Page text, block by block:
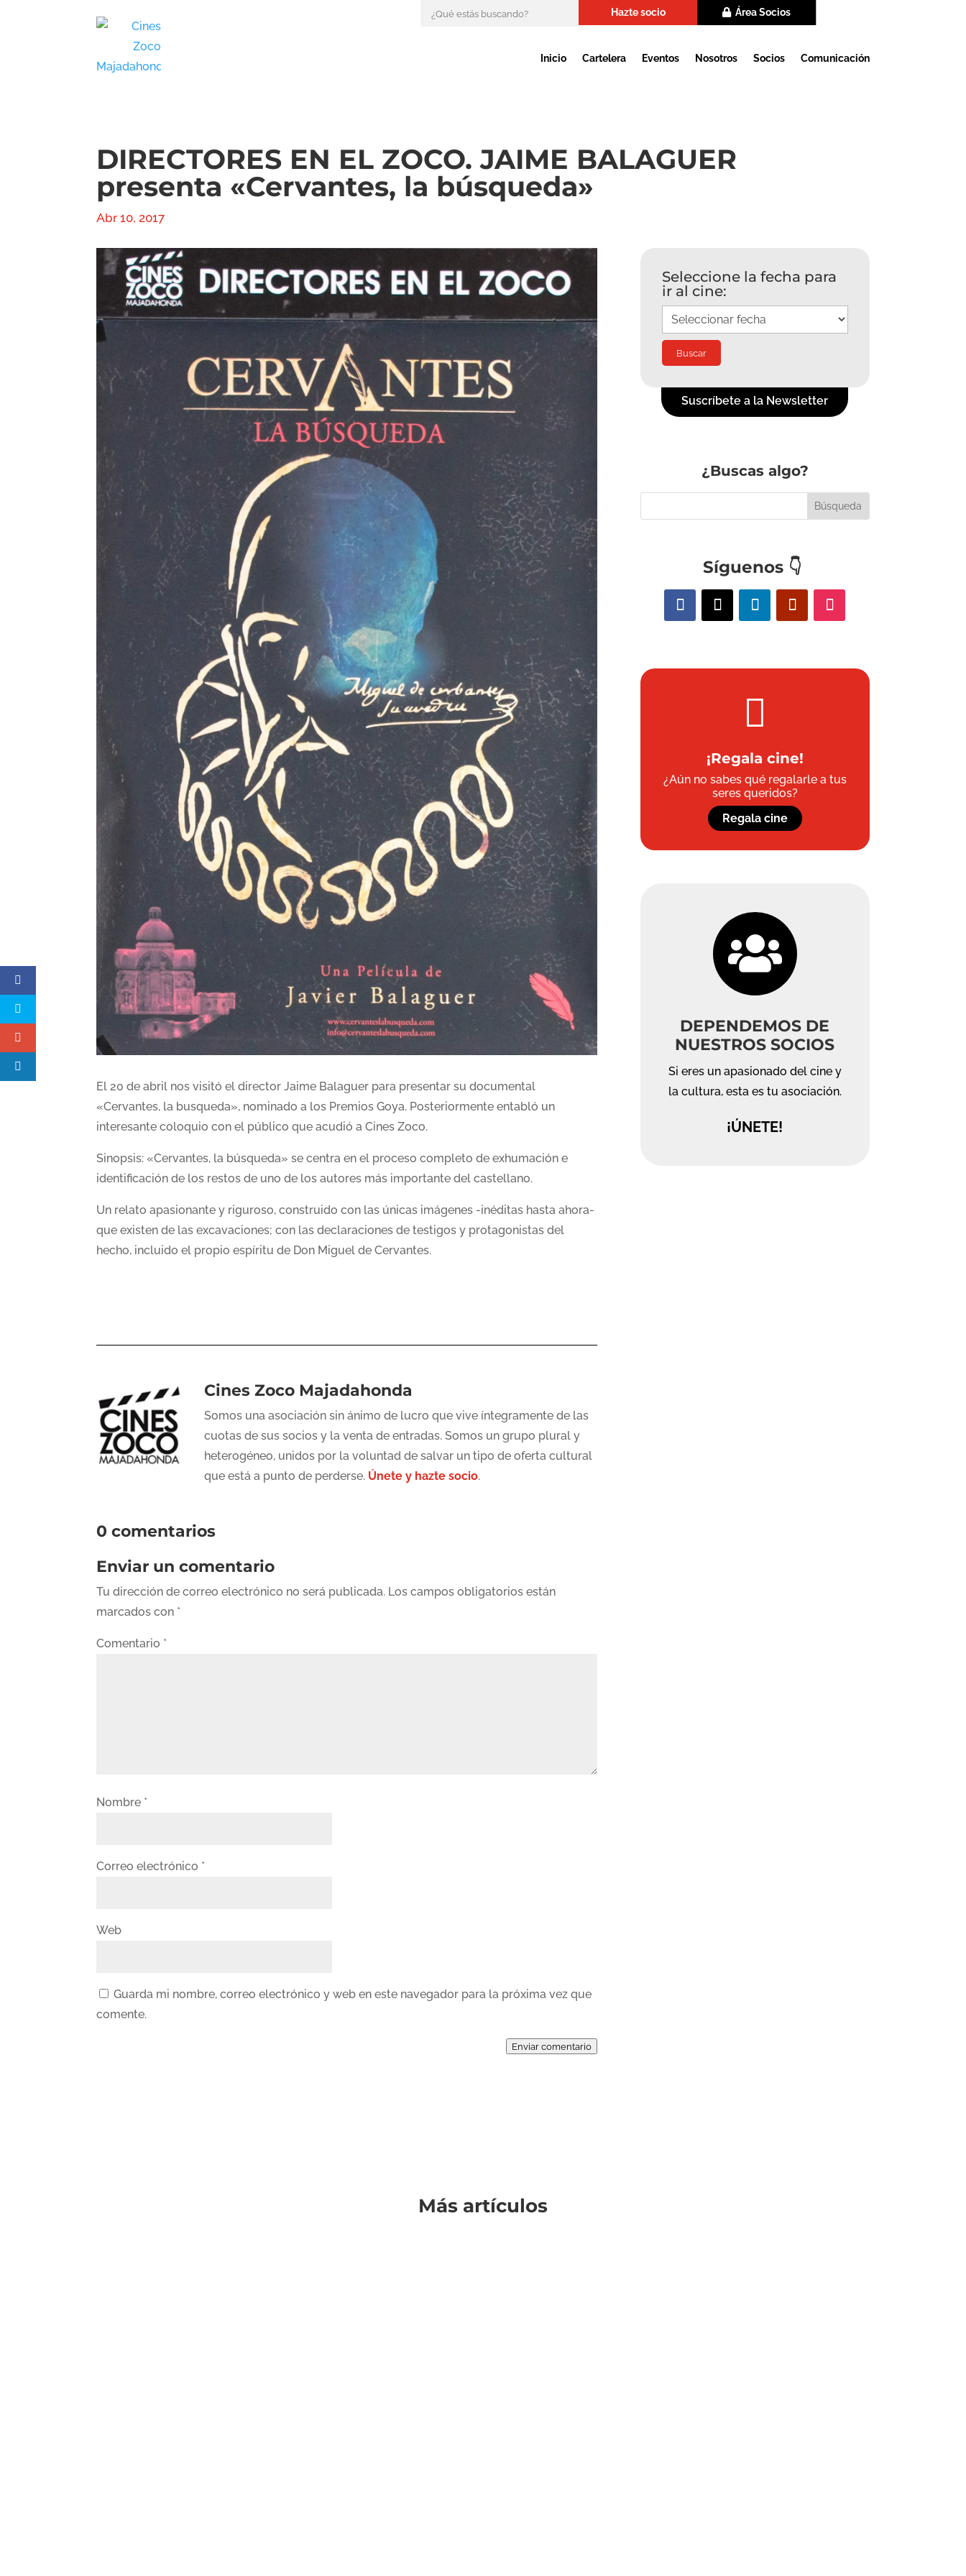
Hazte socio Área Socios
Inicio Cartelera Eventos Nosotros Socios Comunicación
DIRECTORES EN EL ZOCO. JAIME BALAGUER
presenta «Cervantes, la búsqueda»
Abr 10, 2017
El 20 de abril nos visitó el director Jaime Balaguer para presentar su documental
«Cervantes, la busqueda», nominado a los Premios Goya. Posteriormente entabló un
interesante coloquio con el público que acudió a Cines Zoco.
Sinopsis: «Cervantes, la búsqueda» se centra en el proceso completo de exhumación e
identificación de los restos de uno de los autores más importante del castellano.
Un relato apasionante y riguroso, construido con las únicas imágenes -inéditas hasta ahora-
que existen de las excavaciones; con las declaraciones de testigos y protagonistas del
hecho, incluido el propio espíritu de Don Miguel de Cervantes.
Cines Zoco Majadahonda
Somos una asociación sin ánimo de lucro que vive íntegramente de las
cuotas de sus socios y la venta de entradas. Somos un grupo plural y
heterogéneo, unidos por la voluntad de salvar un tipo de oferta cultural
que está a punto de perderse. Únete y hazte socio.
0 comentarios
Enviar un comentario
Tu dirección de correo electrónico no será publicada. Los campos obligatorios están
marcados con *
Comentario *
Nombre *
Correo electrónico *
Web
Guarda mi nombre, correo electrónico y web en este navegador para la próxima vez que
comente.
Enviar comentario
Seleccione la fecha para
ir al cine:
Suscríbete a la Newsletter
¿Buscas algo?
Síguenos 👇

¡Regala cine!
¿Aún no sabes qué regalarle a tus
seres queridos?
Regala cine

DEPENDEMOS DE
NUESTROS SOCIOS
Si eres un apasionado del cine y
la cultura, esta es tu asociación.
¡ÚNETE!
Más artículos